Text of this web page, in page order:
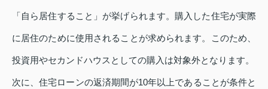
「自ら居住すること」が挙げられます。購入した住宅が実際
に居住のために使用されることが求められます。このため、
投資用やセカンドハウスとしての購入は対象外となります。
次に、住宅ローンの返済期間が10年以上であることが条件と